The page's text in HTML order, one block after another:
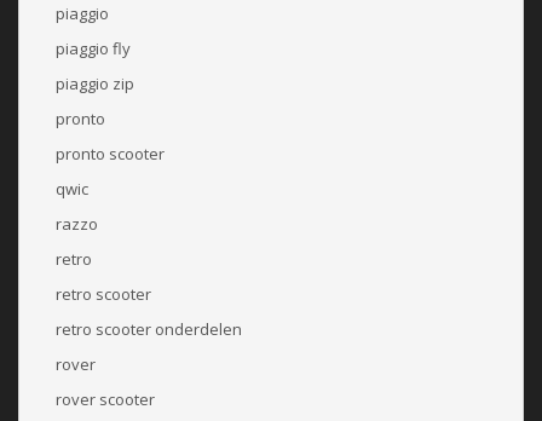
piaggio
piaggio fly
piaggio zip
pronto
pronto scooter
qwic
razzo
retro
retro scooter
retro scooter onderdelen
rover
rover scooter